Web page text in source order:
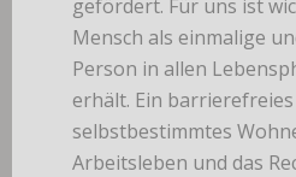
gefördert. Für uns ist
Mensch als einmalige
Person in allen
erhält. Ein barrierefreies
selbstbestimmtes
Arbeitsleben und das